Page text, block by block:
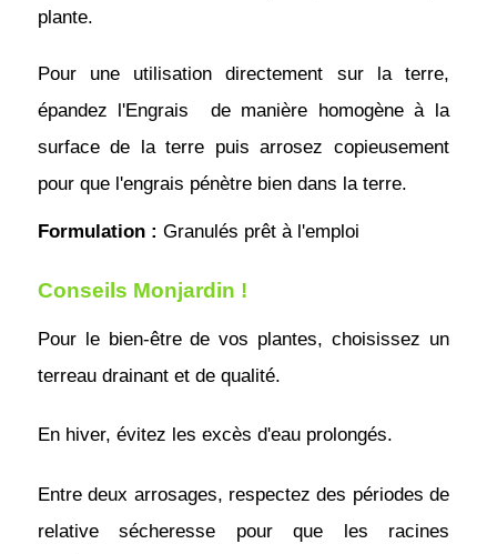
plante.
Pour une utilisation directement sur la terre,
épandez l'Engrais  de manière homogène à la
surface de la terre puis arrosez copieusement
pour que l'engrais pénètre bien dans la terre.
Formulation : Granulés prêt à l'emploi
Conseils Monjardin !
Pour le bien-être de vos plantes, choisissez un
terreau drainant et de qualité.
En hiver, évitez les excès d'eau prolongés.
Entre deux arrosages, respectez des périodes de
relative sécheresse pour que les racines